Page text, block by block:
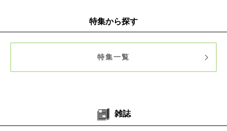
特集から探す
特集一覧
雑誌